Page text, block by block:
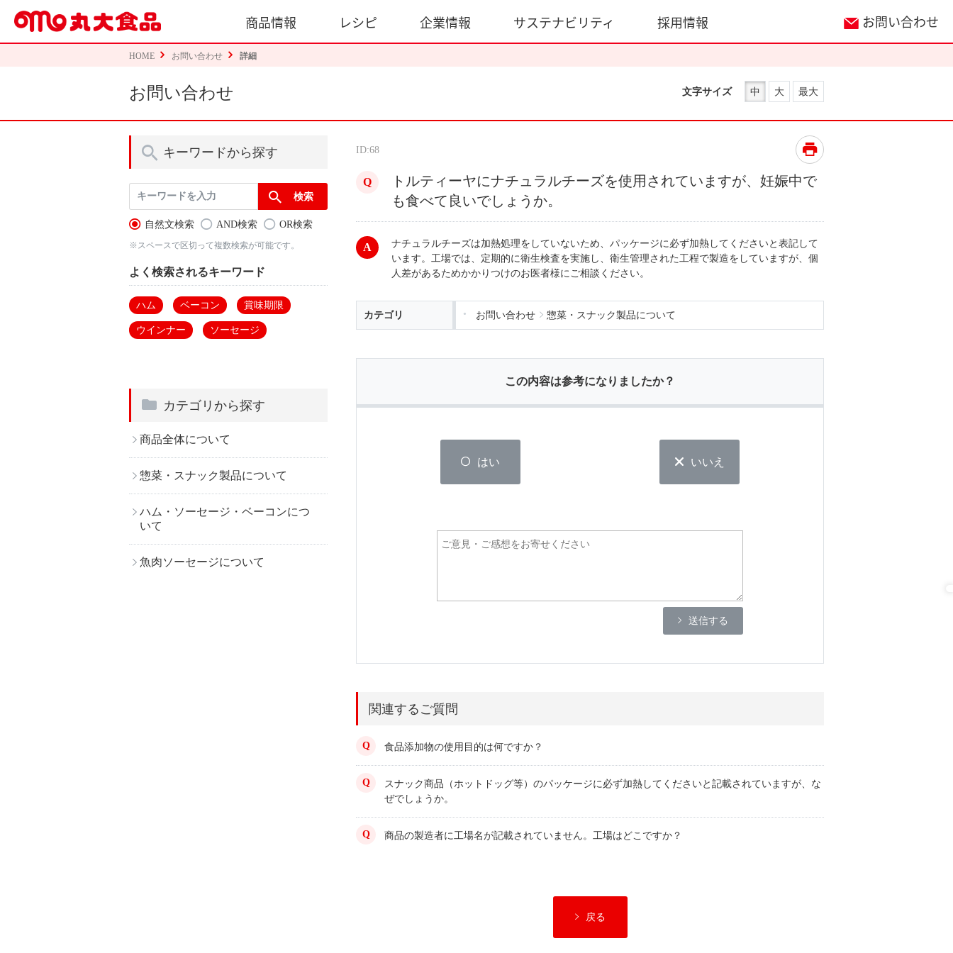
商品情報 レシピ 企業情報 サステナビリティ 採用情報 お問い合わせ
HOME お問い合わせ 詳細
文字サイズ 中 大 最大
お問い合わせ
キーワードから探す
自然文検索 AND検索 OR検索
※スペースで区切って複数検索が可能です。
よく検索されるキーワード
ハム ベーコン 賞味期限
ウインナー ソーセージ
カテゴリから探す
商品全体について
惣菜・スナック製品について
ハム・ソーセージ・ベーコンにつ
いて
魚肉ソーセージについて
ID:68
トルティーヤにナチュラルチーズを使用されていますが、妊娠中で
も食べて良いでしょうか。
ナチュラルチーズは加熱処理をしていないため、パッケージに必ず加熱してくださいと表記して
います。工場では、定期的に衛生検査を実施し、衛生管理された工程で製造をしていますが、個
人差があるためかかりつけのお医者様にご相談ください。
カテゴリ お問い合わせ 惣菜・スナック製品について
この内容は参考になりましたか？
はい いいえ
送信する
関連するご質問
食品添加物の使用目的は何ですか？
スナック商品（ホットドッグ等）のパッケージに必ず加熱してくださいと記載されていますが、な
ぜでしょうか。
商品の製造者に工場名が記載されていません。工場はどこですか？
戻る